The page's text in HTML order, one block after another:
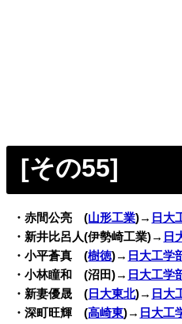
[その55]
・赤間公亮 (山形工業)→ 日大
・新井比呂人(伊勢崎工業)→ 日
・小平蒼真 (樹徳)→ 日大工学
・小林瞳和 (沼田)→ 日大工学
・新妻優晟 ( 日大東北)→ 日大
・深町旺輝 (高崎東)→ 日大工